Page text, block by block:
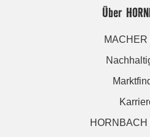
Über
MACHER
HORNBACH